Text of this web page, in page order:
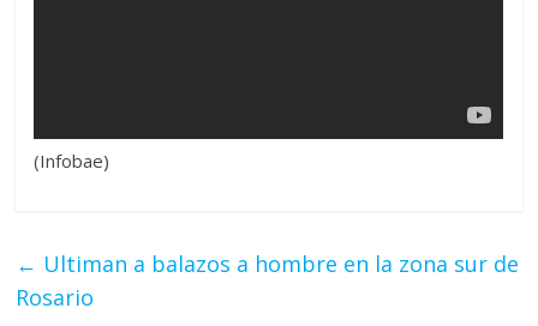
(Infobae)
← Ultiman a balazos a hombre en la zona sur de
Rosario